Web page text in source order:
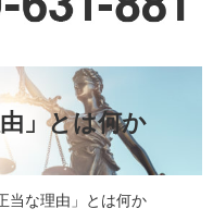
」とは何か
当な理由」とは何か